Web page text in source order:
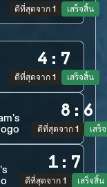
ดีที่สุดจาก 1 เสร็จสิ้น
4 : 7
ดีที่สุดจาก 1 เสร็จสิ้น
8 : 6
ดีที่สุดจาก 1 เสร็
1 : 7
ดีที่สุดจาก 1 เสร็จสิ้น